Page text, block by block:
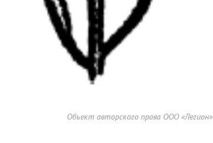
Объект авторского права ООО «Легион»